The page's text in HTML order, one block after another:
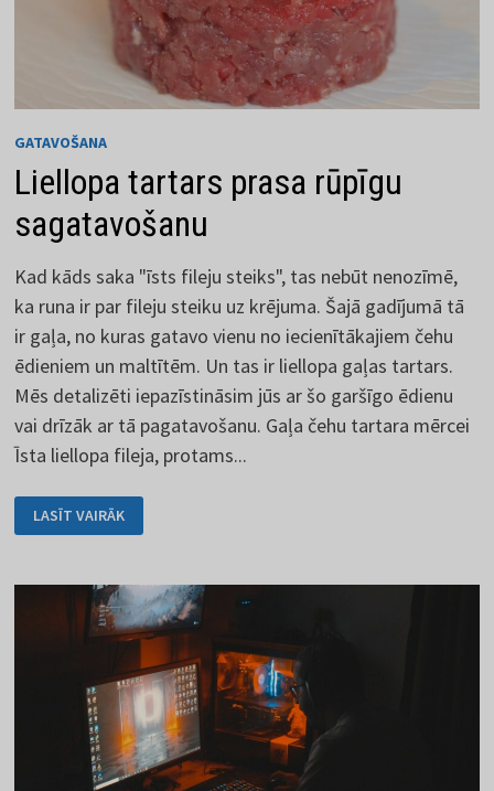
GATAVOŠANA
Liellopa tartars prasa rūpīgu
sagatavošanu
Kad kāds saka "īsts fileju steiks", tas nebūt nenozīmē,
ka runa ir par fileju steiku uz krējuma. Šajā gadījumā tā
ir gaļa, no kuras gatavo vienu no iecienītākajiem čehu
ēdieniem un maltītēm. Un tas ir liellopa gaļas tartars.
Mēs detalizēti iepazīstināsim jūs ar šo garšīgo ēdienu
vai drīzāk ar tā pagatavošanu. Gaļa čehu tartara mērcei
Īsta liellopa fileja, protams...
LIELLOPA
TARTARS
PRASA
LASĪT VAIRĀK